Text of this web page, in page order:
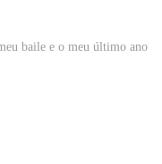
baile e o meu último ano